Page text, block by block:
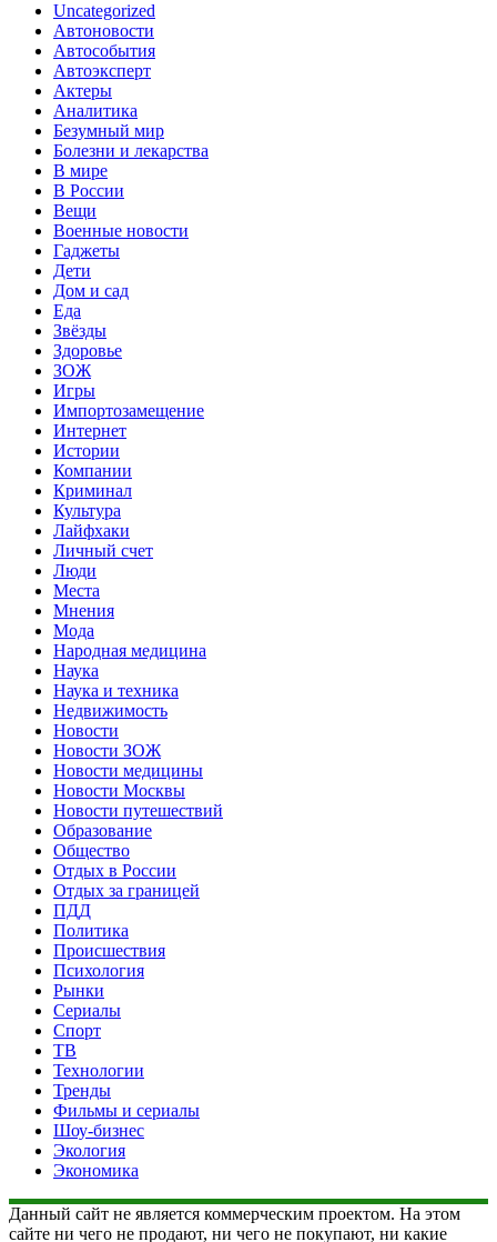
Uncategorized
Автоновости
Автособытия
Автоэксперт
Актеры
Аналитика
Безумный мир
Болезни и лекарства
В мире
В России
Вещи
Военные новости
Гаджеты
Дети
Дом и сад
Еда
Звёзды
Здоровье
ЗОЖ
Игры
Импортозамещение
Интернет
Истории
Компании
Криминал
Культура
Лайфхаки
Личный счет
Люди
Места
Мнения
Мода
Народная медицина
Наука
Наука и техника
Недвижимость
Новости
Новости ЗОЖ
Новости медицины
Новости Москвы
Новости путешествий
Образование
Общество
Отдых в России
Отдых за границей
ПДД
Политика
Происшествия
Психология
Рынки
Сериалы
Спорт
ТВ
Технологии
Тренды
Фильмы и сериалы
Шоу-бизнес
Экология
Экономика
Данный сайт не является коммерческим проектом. На этом
сайте ни чего не продают, ни чего не покупают, ни какие